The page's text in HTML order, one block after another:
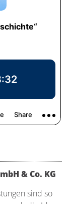
& Co. KG
sind so